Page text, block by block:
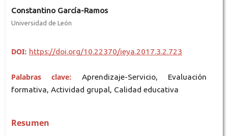
Constantino García-Ramos
Universidad de León
DOI: https://doi.org/10.22370/ieya.2017.3.2.723
Palabras clave:Aprendizaje-Servicio, Evaluación
formativa, Actividad grupal, Calidad educativa
Resumen